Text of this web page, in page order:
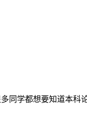
同学都想要知道本科